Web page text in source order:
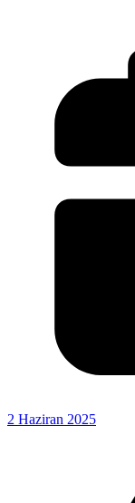
2 Haziran 2025